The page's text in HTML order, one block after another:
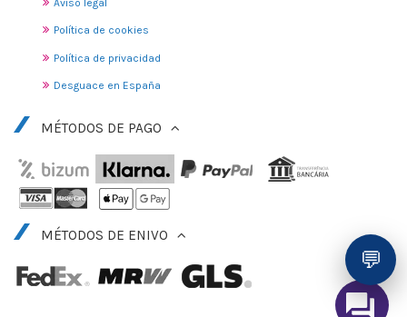
Aviso legal
Política de cookies
Política de privacidad
Desguace en España
MÉTODOS DE PAGO
MÉTODOS DE ENIVO
💬